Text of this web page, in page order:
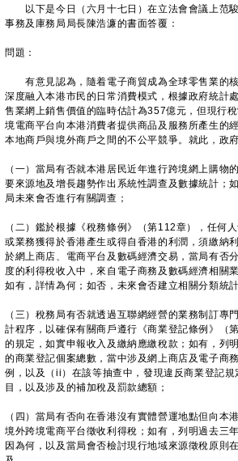
以下是今日（六月十七日）在立法會會議上范
事務及庫務局局長陳浩濂的書面答覆：
問題：
有意見認為，隨着電子商貿成為全球零售業的
深度融入本港市民的日常消費模式，根據政府統計
售業網上銷售價值的臨時估計為357億元，但現行
境電商平台向本港消費者提供商品及服務所產生的
本地商戶與境外商戶之間的不公平競爭。就此，政
（一）當局有否就本港居民近年進行跨境網上購物
要來源地及增長趨勢作出系統性調查及數據統計；
局未來會否進行有關調查；
（二）鑑於根據《稅務條例》（第112章），任何
或業務獲得於香港產生或得自香港的利潤，須繳納
於網上商店、電商平台及數碼經濟交易，當局有否
度的利得稅收入中，來自電子商務及數碼經濟相關
如有，詳情為何；如否，未來會否建立相關分類統計
（三）稅務局有否就透過互聯網經營的業務制訂專
計程序，以確保有關商戶遵行《商業登記條例》（
的規定，如實申報收入及繳納應繳稅款；如有，列
的商業登記個案總數，當中涉及網上商店及電子商
例，以及（ii）在該等抽查中，發現違反商業登記
目，以及涉及的補加稅及罰款總額；
（四）當局有否向在香港沒有實體營運地點但向本
境外跨境電商平台徵收利得稅；如有，列明過去三
因為何，以及當局會否檢討現行地域來源徵稅原則